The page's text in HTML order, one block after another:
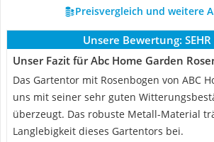
Preisvergleich und weitere
Unsere Bewertung:
Unser Fazit für Abc Home Garden
Das Gartentor mit Rosenbogen von ABC
uns mit seiner sehr guten
überzeugt. Das robuste Metall-Material
Langlebigkeit dieses Gartentors bei.